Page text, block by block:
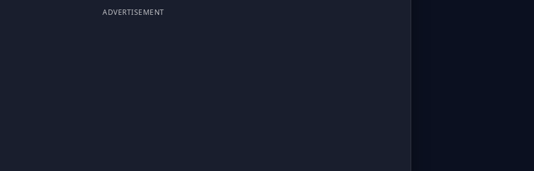
ADVERTISEMENT